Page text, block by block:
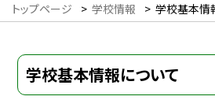
トップページ > 学校情報 > 学校基本情
学校基本情報について